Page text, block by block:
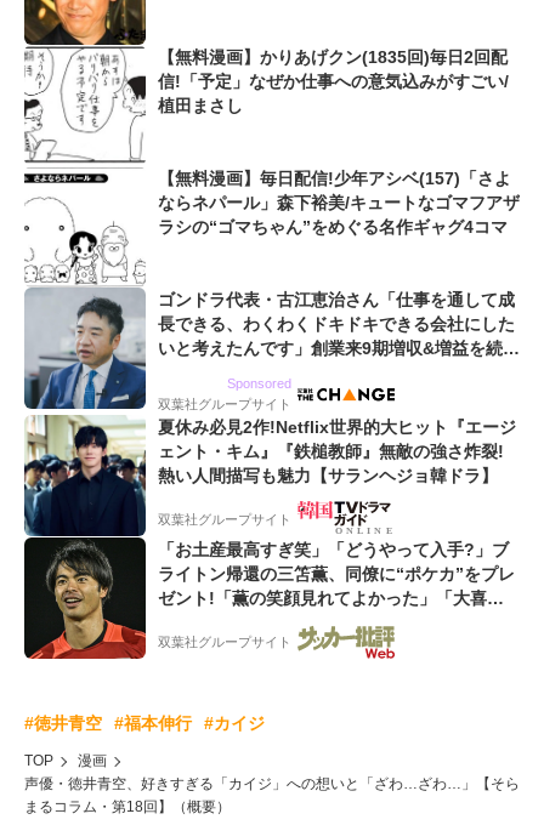
【無料漫画】かりあげクン(1835回)毎日2回配
信!「予定」なぜか仕事への意気込みがすごい/
植田まさし
【無料漫画】毎日配信!少年アシベ(157)「さよ
ならネパール」森下裕美/キュートなゴマフアザ
ラシの“ゴマちゃん”をめぐる名作ギャグ4コマ
ゴンドラ代表・古江恵治さん「仕事を通して成
長できる、わくわくドキドキできる会社にした
いと考えたんです」創業来9期増収&増益を続け
Sponsored
双葉社グループサイト
夏休み必見2作!Netflix世界的大ヒット『エージ
ェント・キム』『鉄槌教師』無敵の強さ炸裂!
熱い人間描写も魅力【サランヘジョ韓ドラ】
双葉社グループサイト
「お土産最高すぎ笑」「どうやって入手?」ブ
ライトン帰還の三笘薫、同僚に“ポケカ”をプレ
ゼント!「薫の笑顔見れてよかった」「大喜び
のリュテル可愛すぎ」
双葉社グループサイト
#徳井青空 #福本伸行 #カイジ
TOP
漫画
声優・徳井青空、好きすぎる「カイジ」への想いと「ざわ…ざわ…」【そら
まるコラム・第18回】（概要）